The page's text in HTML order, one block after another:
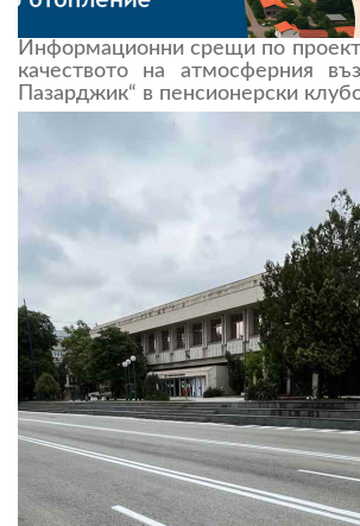
Информационни срещи по
качеството на атмосферния
Пазарджик“ в пенсионерски